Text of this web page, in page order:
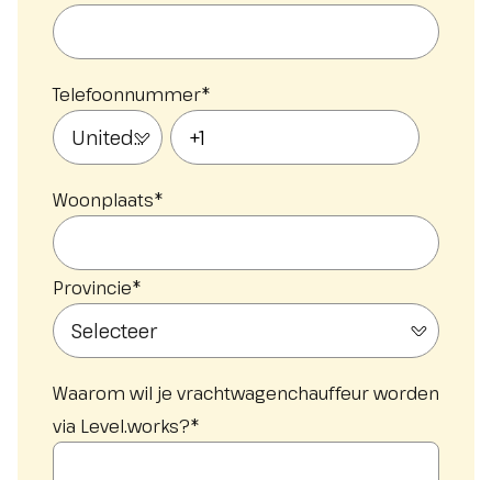
Telefoonnummer*
Woonplaats*
Provincie*
Waarom wil je vrachtwagenchauffeur worden
via Level.works?*